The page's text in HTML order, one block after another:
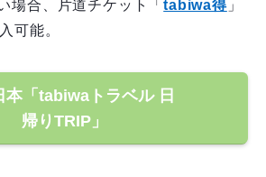
場合、片道チケット「tabiwa得」
可能。
本「tabiwaトラベル 日
帰りTRIP」